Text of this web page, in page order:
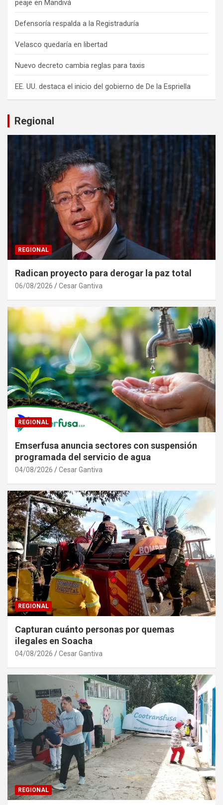
peaje en Mandivá
Defensoría respalda a la Registraduría
Velasco quedaría en libertad
Nuevo decreto cambia reglas para taxis
EE. UU. destaca el inicio del gobierno de De la Espriella
Regional
REGIONAL
Radican proyecto para derogar la paz total
06/08/2026 Cesar Gantiva
REGIONAL
Emserfusa anuncia sectores con suspensión
programada del servicio de agua
04/08/2026 Cesar Gantiva
REGIONAL
Capturan cuánto personas por quemas
ilegales en Soacha
04/08/2026 Cesar Gantiva
REGIONAL